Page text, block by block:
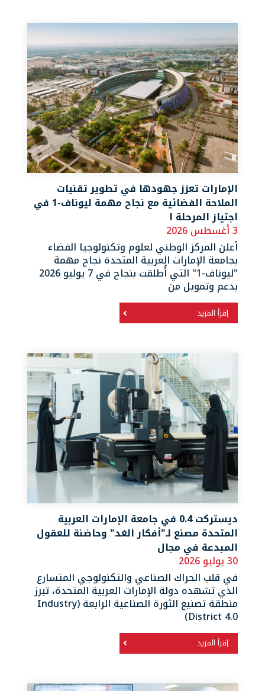
الإمارات تعزز جهودها في تطوير تقنيات
الملاحة الفضائية مع نجاح مهمة ليوناف-1 في
اجتياز المرحلة ا
3 أغسطس 2026
أعلن المركز الوطني لعلوم وتكنولوجيا الفضاء
بجامعة الإمارات العربية المتحدة نجاح مهمة
"ليوناف-1" التي أُطلقت بنجاح في 7 يوليو 2026
بدعم وتمويل من
إقرأ المزيد
ديستركت 0.4 في جامعة الإمارات العربية
المتحدة مصنع لـ"أفكار الغد" وحاضنة للعقول
المبدعة في مجال
30 يوليو 2026
في قلب الحراك الصناعي والتكنولوجي المتسارع
الذي تشهده دولة الإمارات العربية المتحدة، تبرز
منطقة تصنيع الثورة الصناعية الرابعة (Industry
District 4.0)
إقرأ المزيد